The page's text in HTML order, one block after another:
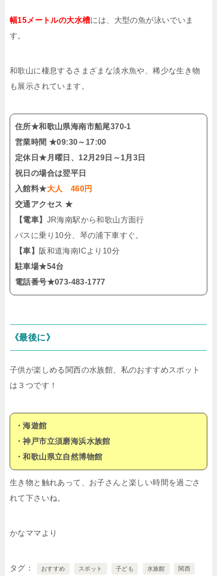
幅15メートルの大水槽には、大型の魚が泳いでいま
す。
和歌山に棲息するさまざまな淡水魚や、稀少な生き物
も展示されています。
住所★和歌山県海南市船尾370-1
営業時間 ★09:30～17:00
定休日★月曜日、12月29日～1月3日
祝日の場合は翌平日
入館料★大人 460円
交通アクセス ★
【電車】 JR海南駅から和歌山方面行
バスに乗り10分、琴の浦下車すぐ。
【車】
阪和道海南ICより10分
駐車場★54台
電話番号★073-483-1777
《最後に》
子供が楽しめる関西の水族館、私のおすすめスポット
は３つです！
・海遊館
・神戸市立須磨海浜水族館
・和歌山県立自然博物館
生き物と触れあって、お子さんと楽しい時間を過ごさ
れて下さいね。
かなママより
タグ おすすめ スポット 子ども 水族館 関西